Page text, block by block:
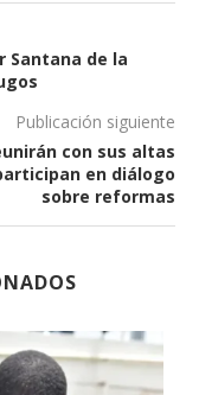
Santana de la
Publicación siguiente
con sus altas
en diálogo
sobre reformas